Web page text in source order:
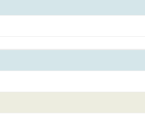
kepadamu.”